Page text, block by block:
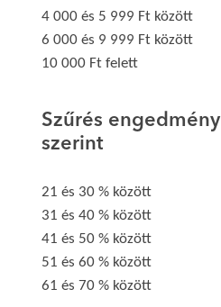
4 000 és 5 999 Ft között
6 000 és 9 999 Ft között
10 000 Ft felett
Szűrés engedmény
szerint
21 és 30 % között
31 és 40 % között
41 és 50 % között
51 és 60 % között
61 és 70 % között